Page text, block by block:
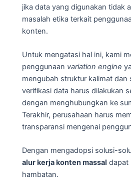
jika data yang digunakan tidak
masalah etika terkait
konten.
Untuk mengatasi hal ini, kami
penggunaan variation engine
mengubah struktur kalimat dan
verifikasi data harus dilakukan
dengan menghubungkan ke
Terakhir, perusahaan harus
transparansi mengenai
Dengan mengadopsi solusi-
alur kerja konten massal dapat
hambatan.